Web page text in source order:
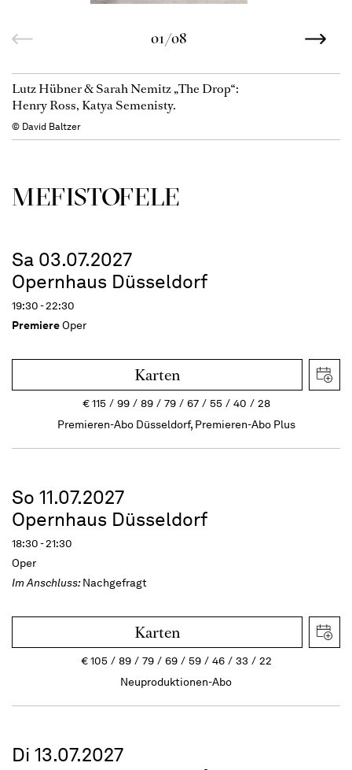
01/08
Lutz Hübner & Sarah Nemitz „The Drop“:
Henry Ross, Katya Semenisty.
© David Baltzer
MEFISTOFELE
Sa 03.07.2027
Opernhaus Düsseldorf
19:30 - 22:30
PremiereOper
Karten
€115 99 89 79 67 55 40
28
Premieren-Abo Düsseldorf, Premieren-Abo Plus
So 11.07.2027
Opernhaus Düsseldorf
18:30 - 21:30
Oper
Im Anschluss:Nachgefragt
Karten
€105 89 79 69 59 46 33
22
Neuproduktionen-Abo
Di 13.07.2027